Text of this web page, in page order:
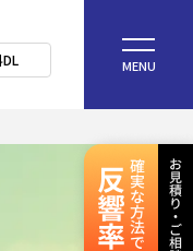
MENU